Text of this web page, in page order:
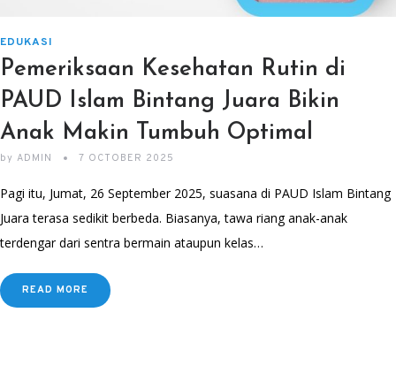
EDUKASI
Pemeriksaan Kesehatan Rutin di
PAUD Islam Bintang Juara Bikin
Anak Makin Tumbuh Optimal
by ADMIN 7 OCTOBER 2025
Pagi itu, Jumat, 26 September 2025, suasana di PAUD Islam Bintang
Juara terasa sedikit berbeda. Biasanya, tawa riang anak-anak
terdengar dari sentra bermain ataupun kelas…
READ MORE